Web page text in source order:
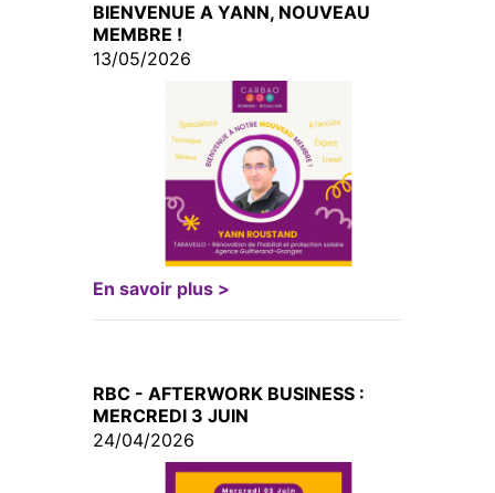
BIENVENUE A YANN, NOUVEAU
MEMBRE !
13/05/2026
En savoir plus >
RBC - AFTERWORK BUSINESS :
MERCREDI 3 JUIN
24/04/2026